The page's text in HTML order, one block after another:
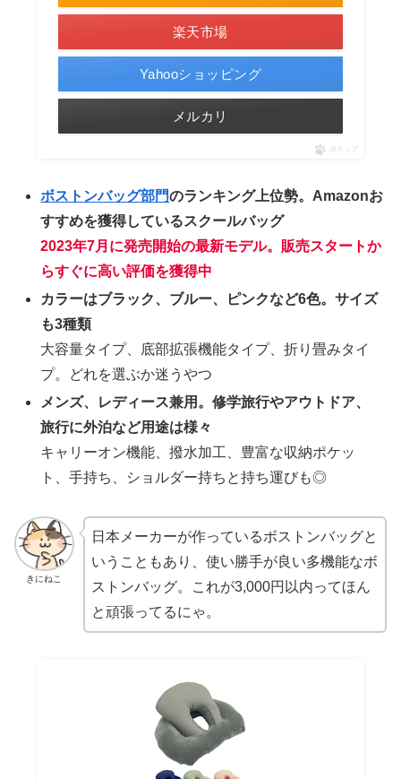
楽天市場
Yahooショッピング
メルカリ
ポチップ
ボストンバッグ部門のランキング上位勢。Amazonお
すすめを獲得しているスクールバッグ
2023年7月に発売開始の最新モデル。販売スタートか
らすぐに高い評価を獲得中
カラーはブラック、ブルー、ピンクなど6色。サイズ
も3種類
大容量タイプ、底部拡張機能タイプ、折り畳みタイ
プ。どれを選ぶか迷うやつ
メンズ、レディース兼用。修学旅行やアウトドア、
旅行に外泊など用途は様々
キャリーオン機能、撥水加工、豊富な収納ポケッ
ト、手持ち、ショルダー持ちと持ち運びも◎
きにねこ
日本メーカーが作っているボストンバッグと
いうこともあり、使い勝手が良い多機能なボ
ストンバッグ。これが3,000円以内ってほん
と頑張ってるにゃ。